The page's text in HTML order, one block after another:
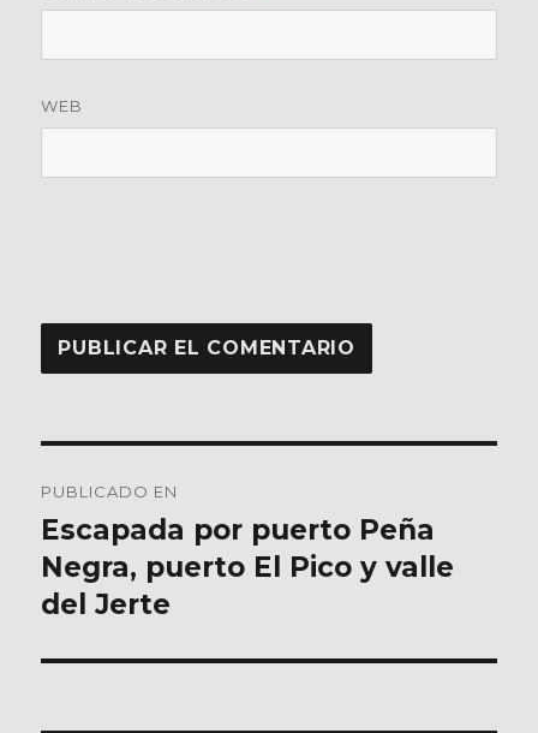
WEB
de
entradas
PUBLICADO EN
Escapada por puerto Peña
Negra, puerto El Pico y valle
del Jerte